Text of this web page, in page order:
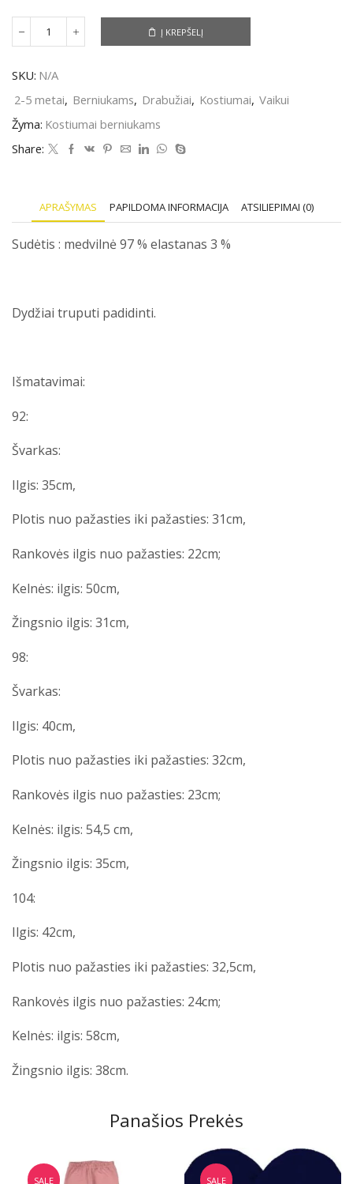
produkto
berniukams
Į KREPŠELĮ
SKU: N/A
2-5 metai, Berniukams, Drabužiai, Kostiumai, Vaikui
Žyma: Kostiumai berniukams
Share:
APRAŠYMAS PAPILDOMA INFORMACIJA ATSILIEPIMAI (0)
Sudėtis : medvilnė 97 % elastanas 3 %
Dydžiai truputi padidinti.
Išmatavimai:
92:
Švarkas:
Ilgis: 35cm,
Plotis nuo pažasties iki pažasties: 31cm,
Rankovės ilgis nuo pažasties: 22cm;
Kelnės: ilgis: 50cm,
Žingsnio ilgis: 31cm,
98:
Švarkas:
Ilgis: 40cm,
Plotis nuo pažasties iki pažasties: 32cm,
Rankovės ilgis nuo pažasties: 23cm;
Kelnės: ilgis: 54,5 cm,
Žingsnio ilgis: 35cm,
104:
Ilgis: 42cm,
Plotis nuo pažasties iki pažasties: 32,5cm,
Rankovės ilgis nuo pažasties: 24cm;
Kelnės: ilgis: 58cm,
Žingsnio ilgis: 38cm.
Panašios Prekės
SALE SALE